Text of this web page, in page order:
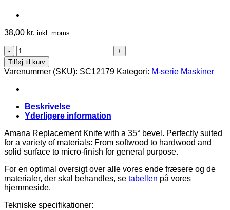
38,00 kr. inkl. moms
Replacement
Knife
35°
for
12178
Tilføj til kurv
Varenummer (SKU): SC12179 Kategori: M-serie Maskiner
Beskrivelse
Yderligere information
Amana Replacement Knife with a 35° bevel. Perfectly suited
for a variety of materials: From softwood to hardwood and
solid surface to micro-finish for general purpose.
For en optimal oversigt over alle vores ende fræsere og de
materialer, der skal behandles, se tabellen på vores
hjemmeside.
Tekniske specifikationer: